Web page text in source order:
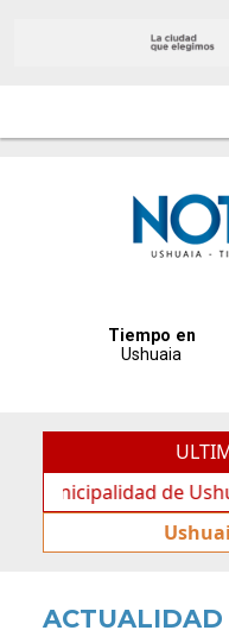
de Ushuaia
ACTUALIDAD